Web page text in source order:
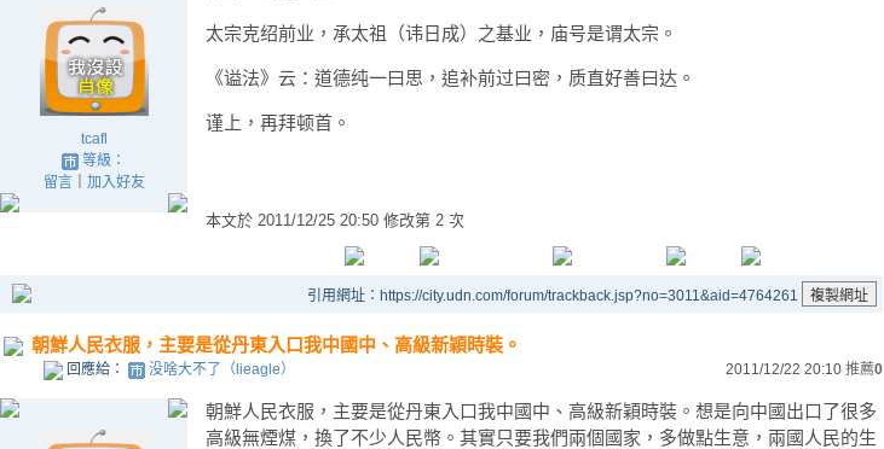
tcafl
等級：
留言｜ 加入好友
太宗克绍前业，承太祖（讳日成）之基业，庙号是谓太宗。
《谥法》云：道德纯一曰思，追补前过曰密，质直好善曰达。
谨上，再拜顿首。
本文於 2011/12/25 20:50 修改第 2 次
引用網址：https://city.udn.com/forum/trackback.jsp?no=3011&aid=4764261
朝鮮人民衣服，主要是從丹東入口我中國中、高級新穎時裝。
回應給： 没啥大不了（lieagle） 2011/12/22 20:10 推薦0
朝鮮人民衣服，主要是從丹東入口我中國中、高級新穎時裝。想是向中國出口了很多
高級無煙煤，換了不少人民幣。其實只要我們兩個國家，多做點生意，兩國人民的生